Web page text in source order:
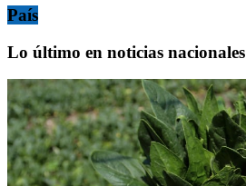
País
Lo último en noticias nacionales